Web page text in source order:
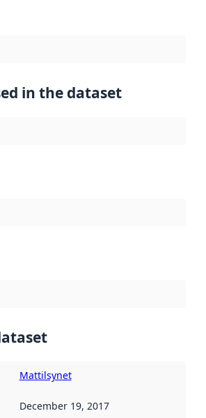
in the dataset
Mattilsynet
December 19, 2017